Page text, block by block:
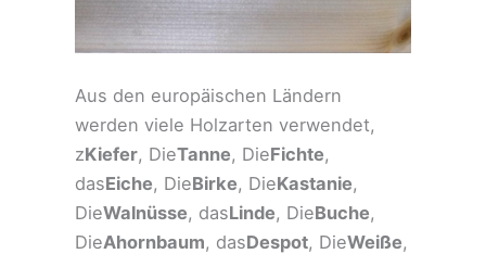
Aus den europäischen Ländern
werden viele Holzarten verwendet,
zKiefer, DieTanne, DieFichte,
dasEiche, DieBirke, DieKastanie,
DieWalnüsse, dasLinde, DieBuche,
DieAhornbaum, dasDespot, DieWeiße,